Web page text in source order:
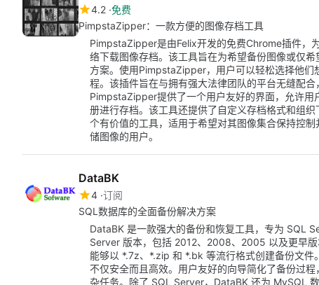
4.2 免费
PimpstaZipper：一款方便的图像存档工具
PimpstaZipper是由Felix开发的免费Chrome插件，
络下载图像存档。该工具旨在为希望备份图像或仅
方案。使用PimpstaZipper，用户可以轻松选择他
程。该插件旨在与拥有强大法律团队的平台无缝配合
PimpstaZipper提供了一个用户友好的界面，允许
册进行存档。该工具还提供了自定义存档格式和组
个有价值的工具，适用于希望对其图像集合保持控
储图像的用户。
DataBK
4 订阅
SQL数据库的全面备份解决方案
DataBK 是一款强大的备份和恢复工具，专为 SQL
Server 版本，包括 2012、2008、2005 以及更早
能够以 *.7z、*.zip 和 *.bk 等流行格式创建备份文
不仅安全而且高效。用户友好的向导简化了备份过
杂任务。除了 SQL Server，DataBK 还为 MySQL